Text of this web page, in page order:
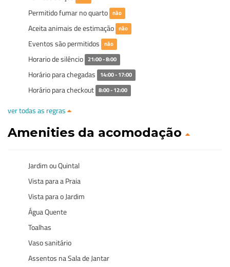
Permitido fumar no quarto não
Aceita animais de estimação não
Eventos são permitidos não
Horario de silêncio 21:00 - 8:00
Horário para chegadas 14:00 - 17:00
Horário para checkout 8:00 - 12:00
ver todas as regras
Amenities da acomodação
Jardim ou Quintal
Vista para a Praia
Vista para o Jardim
Água Quente
Toalhas
Vaso sanitário
Assentos na Sala de Jantar